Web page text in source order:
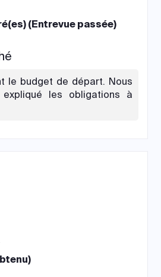
(Entrevue passée)
le budget de départ. Nous
les obligations à